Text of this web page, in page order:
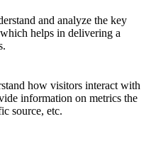
and analyze the key
helps in delivering a
how visitors interact with
information on metrics the
source, etc.